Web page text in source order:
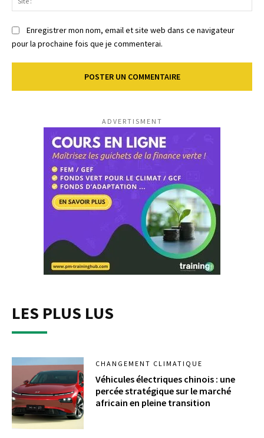
:
Enregistrer mon nom, email et site web dans ce navigateur
pour la prochaine fois que je commenterai.
ADVERTISMENT
LES PLUS LUS
CHANGEMENT CLIMATIQUE
Véhicules électriques chinois : une
percée stratégique sur le marché
africain en pleine transition